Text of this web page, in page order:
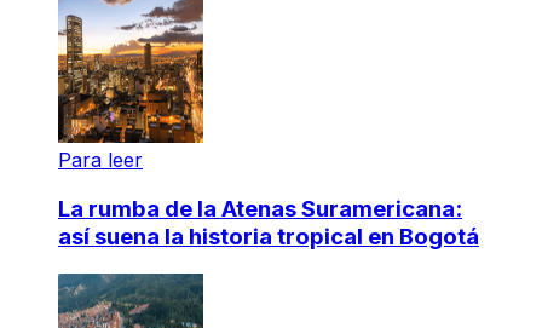
Para leer
La rumba de la Atenas Suramericana:
así suena la historia tropical en Bogotá